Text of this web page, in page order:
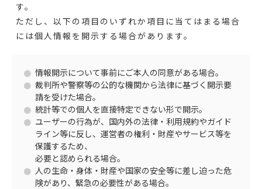
す。
ただし、以下の項目のいずれか項目に当てはまる場合
には個人情報を開示する場合があります。
情報開示について事前にご本人の同意がある場合。
裁判所や警察等の公的な機関から法律に基づく開示要
請を受けた場合。
統計等での個人を直接特定できない形で開示。
ユーザーの行為が、国内外の法律・利用規約やガイド
ライン等に反し、運営者の権利・財産やサービス等を
保護するため、
必要と認められる場合。
人の生命・身体・財産や国家の安全等に差し迫った危
険があり、緊急の必要性がある場合。